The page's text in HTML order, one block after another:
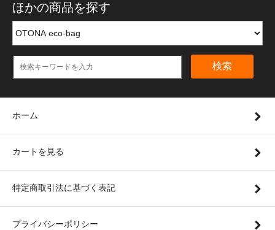
ほかの商品を探す
検索
ホーム
カートを見る
特定商取引法に基づく表記
プライバシーポリシー